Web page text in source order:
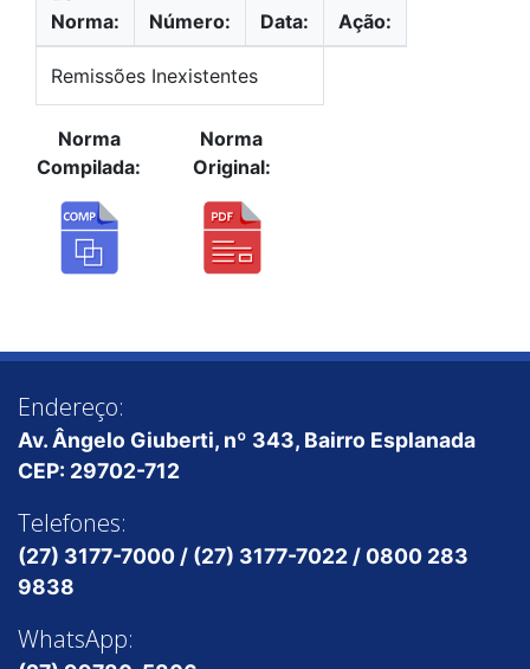
Norma:
Número: Data: Ação:
Remissões Inexistentes
Norma
Compilada:
Norma
Original:
Endereço:
Av. Ângelo Giuberti, nº 343, Bairro Esplanada
CEP: 29702-712
Telefones:
(27) 3177-7000 / (27) 3177-7022 / 0800 283
9838
WhatsApp: